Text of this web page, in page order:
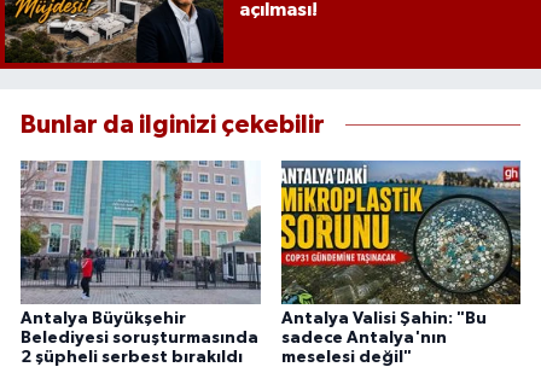
açılması!
Bunlar da ilginizi çekebilir
Antalya Büyükşehir
Belediyesi soruşturmasında
2 şüpheli serbest bırakıldı
Antalya Valisi Şahin: "Bu
sadece Antalya'nın
meselesi değil"